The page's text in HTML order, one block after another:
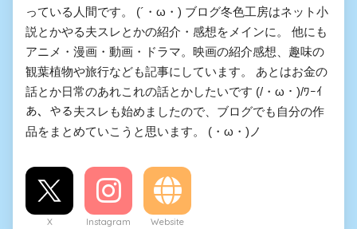
っている人間です。 (´・ω・) ブログ冬色工房はネット小
説とかやる夫スレとかの紹介・感想をメインに。 他にも
アニメ・漫画・動画・ドラマ。映画の紹介感想、趣味の
観葉植物や旅行なども記事にしています。 あとはお金の
話とか日常のあれこれの話とかしたいです (/・ω・)/ﾜｰｲ
あ、やる夫スレも始めましたので、ブログでも自分の作
品をまとめていこうと思います。 (・ω・)ノ
X Instagram Website